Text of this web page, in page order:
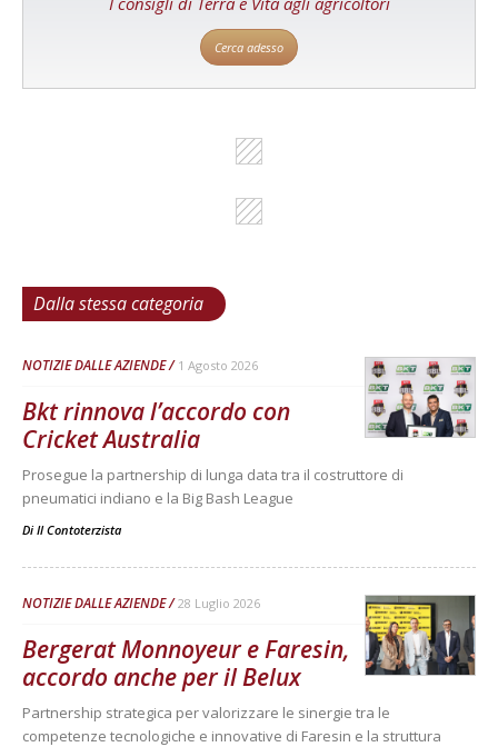
Cerca adesso
Dalla stessa categoria
NOTIZIE DALLE AZIENDE 1 Agosto 2026
Bkt rinnova l’accordo con
Cricket Australia
Prosegue la partnership di lunga data tra il costruttore di
pneumatici indiano e la Big Bash League
Di Il Contoterzista
NOTIZIE DALLE AZIENDE 28 Luglio 2026
Bergerat Monnoyeur e Faresin,
accordo anche per il Belux
Partnership strategica per valorizzare le sinergie tra le
competenze tecnologiche e innovative di Faresin e la struttura